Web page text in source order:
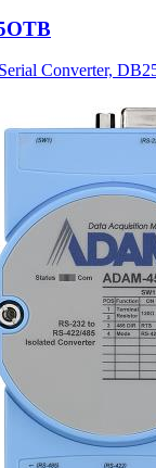
Converter,